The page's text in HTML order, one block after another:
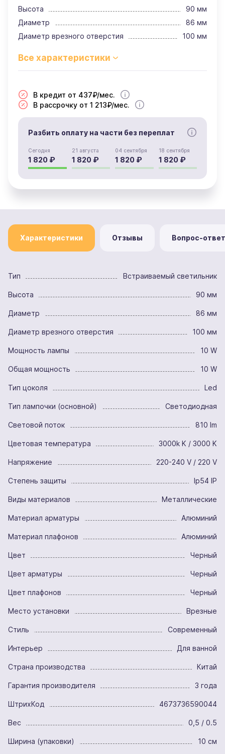
Высота
90 мм
Диаметр
86 мм
Диаметр врезного отверстия
100 мм
В кредит от 437₽/мес.
В рассрочку от 1 213₽/мес.
Разбить оплату на части без переплат
Сегодня
1 820 ₽
21 августа
1 820 ₽
04 сентября
1 820 ₽
18 сентября
1 820 ₽
Характеристики Отзывы Вопрос-ответ
Тип Встраиваемый светильник
Высота 90 мм
Диаметр 86 мм
Диаметр врезного отверстия 100 мм
Мощность лампы 10 W
Общая мощность 10 W
Тип цоколя Led
Тип лампочки (основной) Светодиодная
Световой поток 810 lm
Цветовая температура 3000k K / 3000 K
Напряжение 220-240 V / 220 V
Степень защиты Ip54 IP
Виды материалов Металлические
Материал арматуры Алюминий
Материал плафонов Алюминий
Цвет Черный
Цвет арматуры Черный
Цвет плафонов Черный
Место установки Врезные
Стиль Современный
Интерьер Для ванной
Страна производства Китай
Гарантия производителя 3 года
ШтрихКод 4673736590044
Вес 0,5 / 0.5
Ширина (упаковки) 10 см